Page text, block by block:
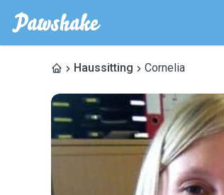
Haussitting Cornelia